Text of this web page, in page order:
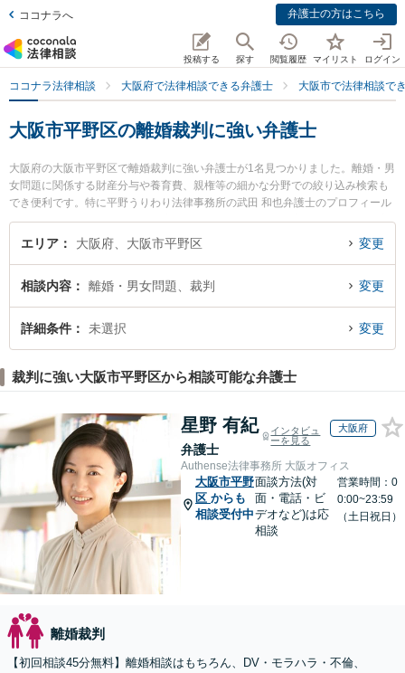
ココナラへ 弁護士の方はこちら
投稿する 探す 閲覧履歴 マイリスト ログイン
ココナラ法律相談 大阪府で法律相談できる弁護士 大阪市で法律相談で
大阪市平野区の離婚裁判に強い弁護士
大阪府の大阪市平野区で離婚裁判に強い弁護士が1名見つかりました。離婚・男
女問題に関係する財産分与や養育費、親権等の細かな分野での絞り込み検索も
でき便利です。特に平野うりわり法律事務所の武田 和也弁護士のプロフィール
情報や弁護士費用、強みなどが注目されています。『大阪市平野区で土日や夜
間に発生した離婚裁判のトラブルを今すぐに弁護士に相談したい』『離婚裁判
困りの相談者さんにおすすめです。
エリア 大阪府、大阪市平野区 変更
相談内容 離婚・男女問題、裁判 変更
詳細条件 未選択 変更
裁判に強い大阪市平野区から相談可能な弁護士
星野 有紀
弁護士
インタビュ
ーを見る
大阪府
Authense法律事務所 大阪オフィス
大阪市平野
区 からも
相談受付中
面談方法(対
面・電話・ビ
デオなど)は応
相談
営業時間：0
0:00~23:59
（土日祝日）
離婚裁判
【初回相談45分無料】離婚相談はもちろん、DV・モラハラ・不倫、